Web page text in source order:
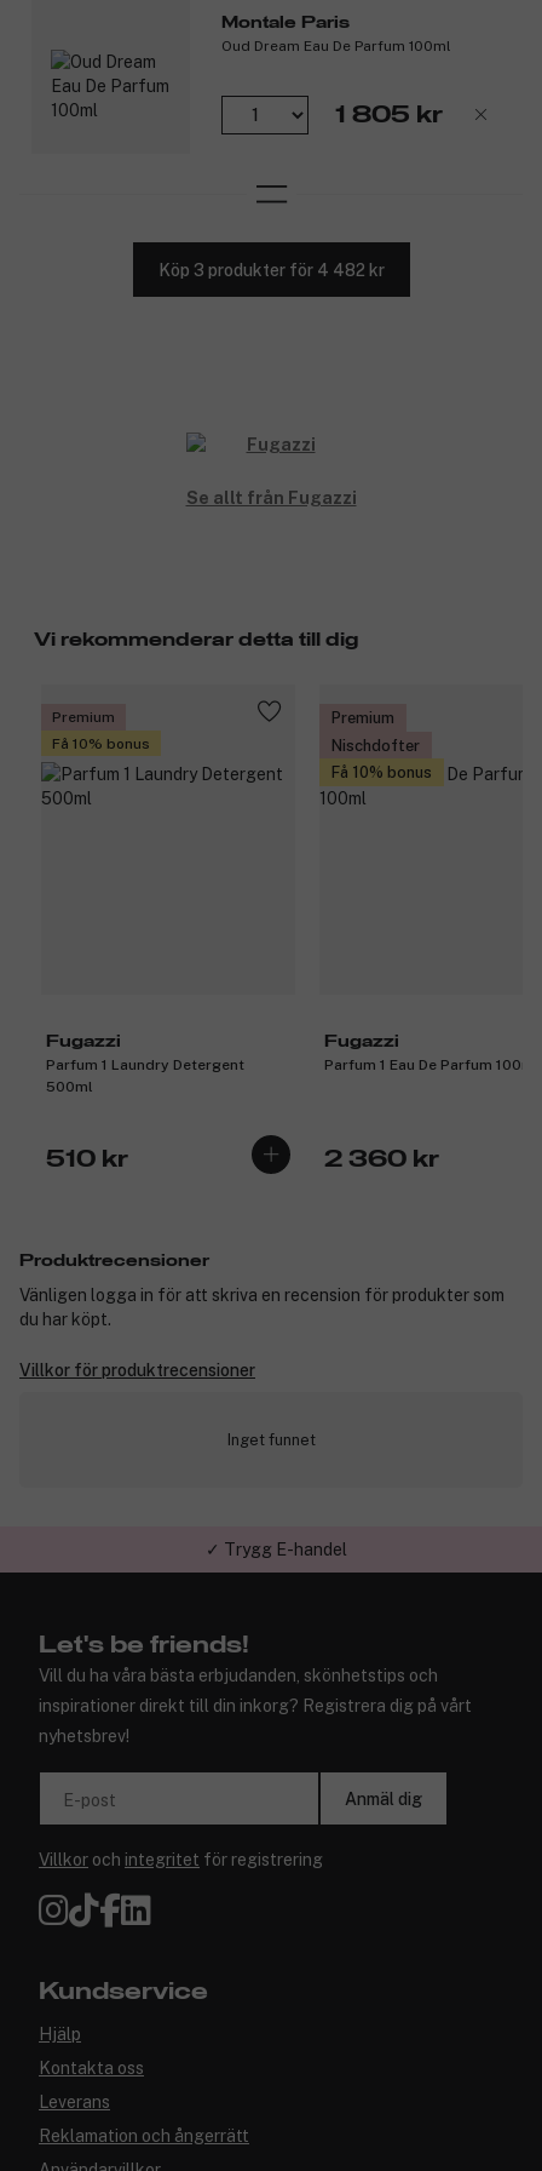
Montale Paris
Oud Dream Eau De Parfum 100ml
1 805 kr
Köp 3 produkter för 4 482 kr
Se allt från Fugazzi
Vi rekommenderar detta till dig
Premium
Få 10% bonus
Fugazzi
Parfum 1 Laundry Detergent
500ml
510 kr
Premium
Nischdofter
Få 10% bonus
Fugazzi
Parfum 1 Eau De Parfum 100ml
2 360 kr
Produktrecensioner
Vänligen logga in för att skriva en recension för produkter som
du har köpt.
Villkor för produktrecensioner
Inget funnet
✓ Trygg E-handel
Let's be friends!
Vill du ha våra bästa erbjudanden, skönhetstips och
inspirationer direkt till din inkorg? Registrera dig på vårt
nyhetsbrev!
E-post Anmäl dig
Villkor och integritet för registrering
Kundservice
Hjälp
Kontakta oss
Leverans
Reklamation och ångerrätt